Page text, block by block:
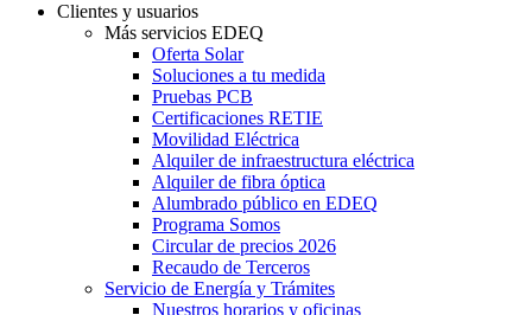
Clientes y usuarios
Más servicios EDEQ
Oferta Solar
Soluciones a tu medida
Pruebas PCB
Certificaciones RETIE
Movilidad Eléctrica
Alquiler de infraestructura eléctrica
Alquiler de fibra óptica
Alumbrado público en EDEQ
Programa Somos
Circular de precios 2026
Recaudo de Terceros
Servicio de Energía y Trámites
Nuestros horarios y oficinas